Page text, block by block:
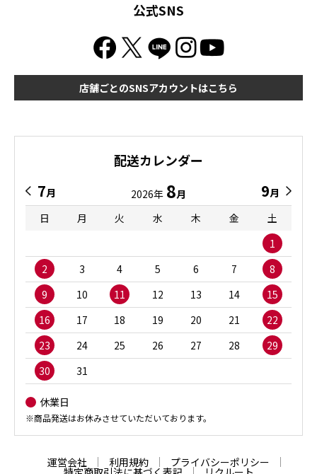
公式SNS
店舗ごとのSNSアカウントはこちら
配送カレンダー
7月 2026年 8月 9月
日
月 火 水 木 金
土
1
2
3 4 5 6 7
8
9
10 11 12 13 14
15
16
17 18 19 20 21
22
23
24 25 26 27 28
29
30
31
休業日
※商品発送はお休みさせていただいております。
運営会社 利用規約 プライバシーポリシー